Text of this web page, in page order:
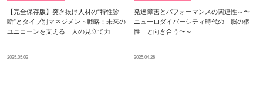
【完全保存版】突き抜け人材の“特性診
断”とタイプ別マネジメント戦略：未来の
ユニコーンを支える「人の見立て力」
2025.05.02
発達障害とパフォーマンスの関連性～〜
ニューロダイバーシティ時代の「脳の個
性」と向き合う〜～
2025.04.28